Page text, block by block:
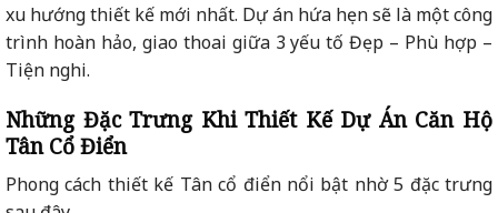
xu hướng thiết kế mới nhất. Dự án hứa hẹn sẽ là một công
trình hoàn hảo, giao thoai giữa 3 yếu tố Đẹp – Phù hợp –
Tiện nghi.
Những Đặc Trưng Khi Thiết Kế Dự Án Căn Hộ
Tân Cổ Điển
Phong cách thiết kế Tân cổ điển nổi bật nhờ 5 đặc trưng